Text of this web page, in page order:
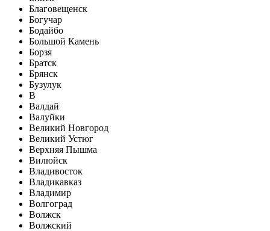
Благовещенск
Богучар
Бодайбо
Большой Камень
Борзя
Братск
Брянск
Бузулук
В
Валдай
Валуйки
Великий Новгород
Великий Устюг
Верхняя Пышма
Вилюйск
Владивосток
Владикавказ
Владимир
Волгоград
Волжск
Волжский